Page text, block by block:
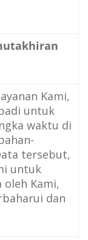
Kami,
untuk
waktu di
tersebut,
untuk
Kami,
dan